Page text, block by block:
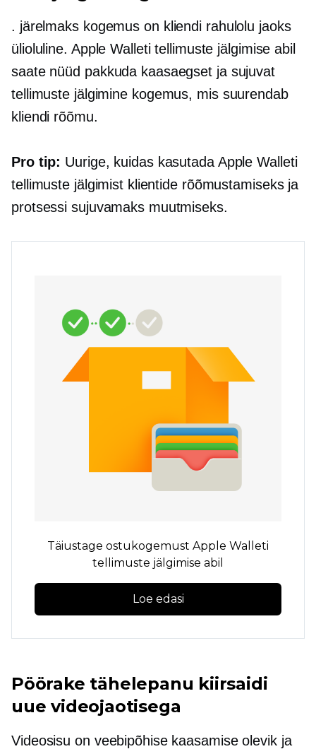
. järelmakskogemus on kliendi rahulolu jaoks
ülioluline. Apple Walleti tellimuste jälgimise abil
saate nüüd pakkuda kaasaegset ja sujuvat
tellimuste jälgimine kogemus, mis suurendab
kliendi rõõmu.
Pro tip: Uurige, kuidas kasutada Apple Walleti
tellimuste jälgimist klientide rõõmustamiseks ja
protsessi sujuvamaks muutmiseks.
Täiustage ostukogemust Apple Walleti
tellimuste jälgimise abil
Loe edasi
Pöörake tähelepanu kiirsaidi
uue videojaotisega
Videosisu on veebipõhise kaasamise olevik ja